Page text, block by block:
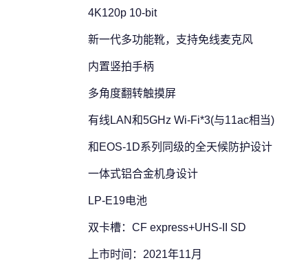
4K120p 10-bit
新一代多功能靴，支持免线麦克风
内置竖拍手柄
多角度翻转触摸屏
有线LAN和5GHz Wi-Fi*3(与11ac相当)
和EOS-1D系列同级的全天候防护设计
一体式铝合金机身设计
LP-E19电池
双卡槽：CF express+UHS-II SD
上市时间：2021年11月